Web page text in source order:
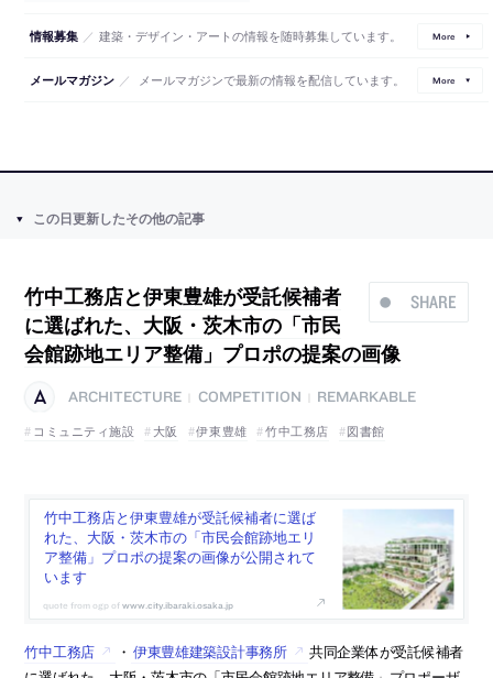
情報募集 ／ 建築・デザイン・アートの情報を随時募集しています。 More
メールマガジン ／ メールマガジンで最新の情報を配信しています。 More
この日更新したその他の記事
SHARE
竹中工務店と伊東豊雄が受託候補者
に選ばれた、大阪・茨木市の「市民
会館跡地エリア整備」プロポの提案の画像
ARCHITECTURE COMPETITION
REMARKABLE
コミュニティ施設
大阪 伊東豊雄 竹中工務店 図書館
竹中工務店と伊東豊雄が受託候補者に選ば
れた、大阪・茨木市の「市民会館跡地エリ
ア整備」プロポの提案の画像が公開されて
います
www.city.ibaraki.osaka.jp
竹中工務店 ・ 伊東豊雄建築設計事務所
共同企業体が受託候補者